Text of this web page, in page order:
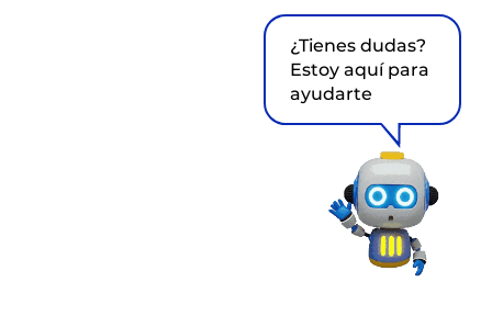
¿Tienes dudas?
Estoy aquí para
ayudarte